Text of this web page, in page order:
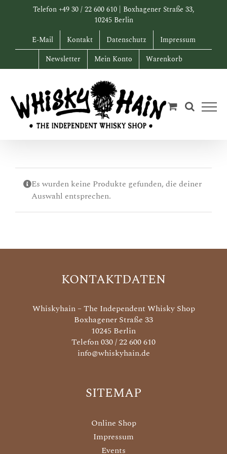
Telefon +49 30 / 22 600 610 | Boxhagener Straße 33,
10245 Berlin
E-Mail
Kontakt Datenschutz
Impressum
Newsletter
Mein Konto Warenkorb
Es wurden keine Produkte gefunden, die deiner
Auswahl entsprechen.
KONTAKTDATEN
Whiskyhain – The Independent Whisky Shop
Boxhagener Straße 33
10245 Berlin
Telefon 030 / 22 600 610
info@whiskyhain.de
SITEMAP
Online Shop
Impressum
Events